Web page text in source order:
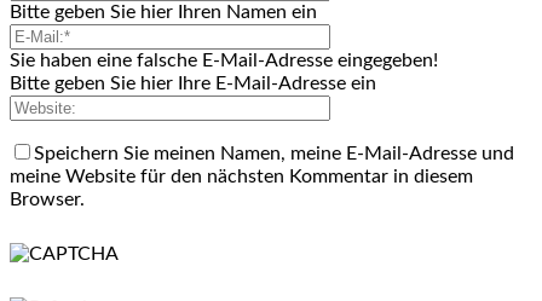
Bitte geben Sie hier Ihren Namen ein
Sie haben eine falsche E-Mail-Adresse eingegeben!
Bitte geben Sie hier Ihre E-Mail-Adresse ein
Speichern Sie meinen Namen, meine E-Mail-Adresse und
meine Website für den nächsten Kommentar in diesem
Browser.